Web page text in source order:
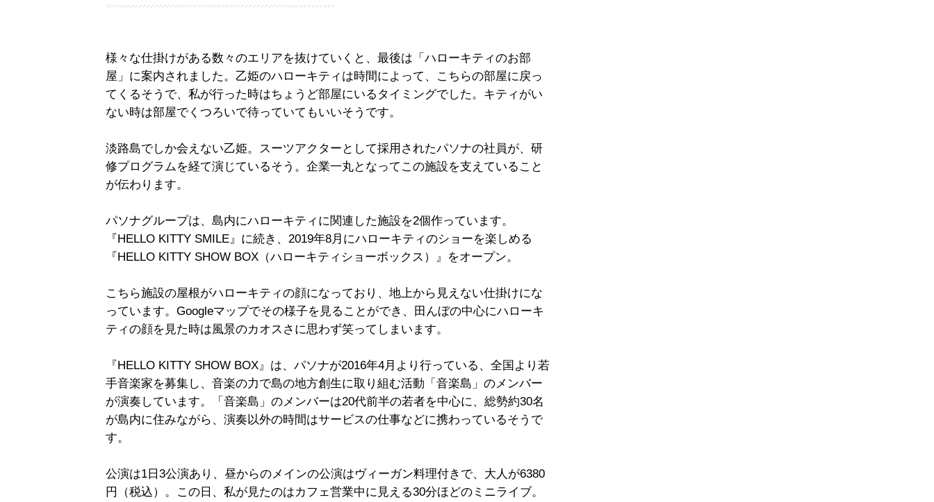
様々な仕掛けがある数々のエリアを抜けていくと、最後は「ハローキティのお部
屋」に案内されました。乙姫のハローキティは時間によって、こちらの部屋に戻っ
てくるそうで、私が行った時はちょうど部屋にいるタイミングでした。キティがい
ない時は部屋でくつろいで待っていてもいいそうです。
淡路島でしか会えない乙姫。スーツアクターとして採用されたパソナの社員が、研
修プログラムを経て演じているそう。企業一丸となってこの施設を支えていること
が伝わります。
パソナグループは、島内にハローキティに関連した施設を2個作っています。
『HELLO KITTY SMILE』に続き、2019年8月にハローキティのショーを楽しめる
『HELLO KITTY SHOW BOX（ハローキティショーボックス）』をオープン。
こちら施設の屋根がハローキティの顔になっており、地上から見えない仕掛けにな
っています。Googleマップでその様子を見ることができ、田んぼの中心にハローキ
ティの顔を見た時は風景のカオスさに思わず笑ってしまいます。
『HELLO KITTY SHOW BOX』は、パソナが2016年4月より行っている、全国より若
手音楽家を募集し、音楽の力で島の地方創生に取り組む活動「音楽島」のメンバー
が演奏しています。「音楽島」のメンバーは20代前半の若者を中心に、総勢約30名
が島内に住みながら、演奏以外の時間はサービスの仕事などに携わっているそうで
す。
公演は1日3公演あり、昼からのメインの公演はヴィーガン料理付きで、大人が6380
円（税込）。この日、私が見たのはカフェ営業中に見える30分ほどのミニライブ。